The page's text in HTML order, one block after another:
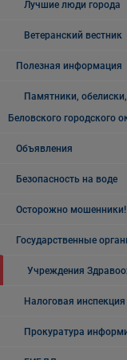
Лучшие люди города
Ветеранский вестник
Полезная информация
Памятники,
Беловского городского
Объявления
Безопасность на воде
Осторожно мошенники!
Государственные
Учреждения
Налоговая
Прокуратура